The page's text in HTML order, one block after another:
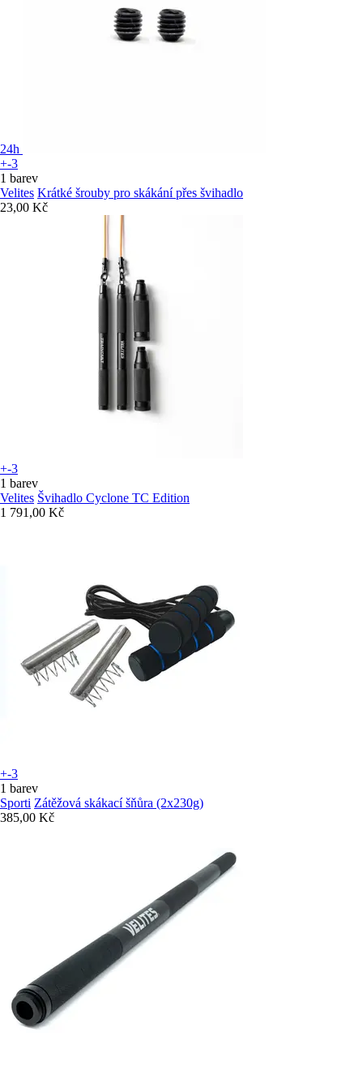
24h
+-3
1 barev
Velites Krátké šrouby pro skákání přes švihadlo
23,00 Kč
+-3
1 barev
Velites Švihadlo Cyclone TC Edition
1 791,00 Kč
+-3
1 barev
Sporti Zátěžová skákací šňůra (2x230g)
385,00 Kč